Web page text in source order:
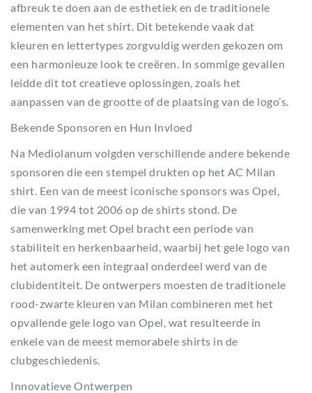
afbreuk te doen aan de esthetiek en de traditionele
elementen van het shirt. Dit betekende vaak dat
kleuren en lettertypes zorgvuldig werden gekozen om
een harmonieuze look te creëren. In sommige gevallen
leidde dit tot creatieve oplossingen, zoals het
aanpassen van de grootte of de plaatsing van de logo’s.
Bekende Sponsoren en Hun Invloed
Na Mediolanum volgden verschillende andere bekende
sponsoren die een stempel drukten op het AC Milan
shirt. Een van de meest iconische sponsors was Opel,
die van 1994 tot 2006 op de shirts stond. De
samenwerking met Opel bracht een periode van
stabiliteit en herkenbaarheid, waarbij het gele logo van
het automerk een integraal onderdeel werd van de
clubidentiteit. De ontwerpers moesten de traditionele
rood-zwarte kleuren van Milan combineren met het
opvallende gele logo van Opel, wat resulteerde in
enkele van de meest memorabele shirts in de
clubgeschiedenis.
Innovatieve Ontwerpen